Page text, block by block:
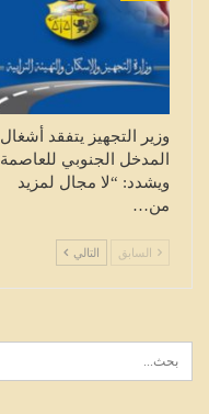
وزير التجهيز يتفقد أشغال
المدخل الجنوبي للعاصمة
ويشدد: “لا مجال لمزيد
من…
السابق التالي